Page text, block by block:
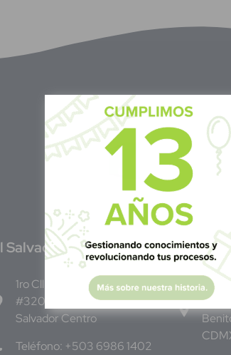
l Salvador
1ro Cll Pte, y 61 Av Nte,
#3206, Local 9, San
Salvador Centro
Teléfono: +503 6986 1402
México
Calle